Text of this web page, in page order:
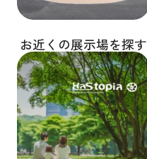
お近くの展示場を探す